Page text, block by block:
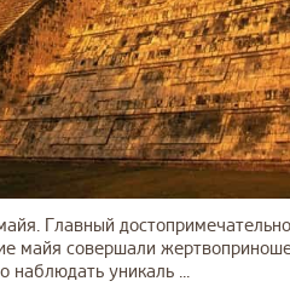
Главный
майя совершали
наблюдать уникаль ...